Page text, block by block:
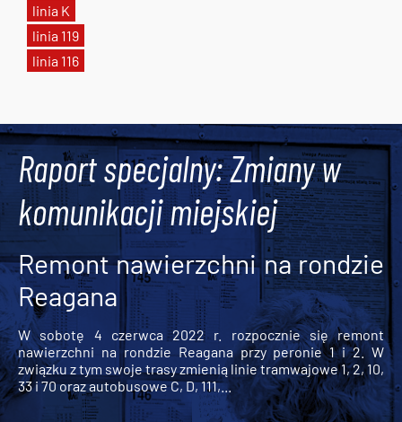
linia K
linia 119
linia 116
Raport specjalny: Zmiany w
komunikacji miejskiej
Remont nawierzchni na rondzie
Reagana
W sobotę 4 czerwca 2022 r. rozpocznie się remont
nawierzchni na rondzie Reagana przy peronie 1 i 2. W
związku z tym swoje trasy zmienią linie tramwajowe 1, 2, 10,
33 i 70 oraz autobusowe C, D, 111,...